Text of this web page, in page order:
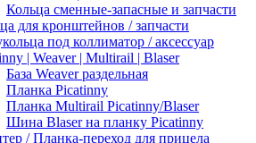
Кольца сменные-запасные и запчасти
для кронштейнов / запчасти
под коллиматор / аксессуар
| Weaver | Multirail | Blaser
База Weaver раздельная
Планка Picatinny
Планка Multirail Picatinny/Blaser
Шина Blaser на планку Picatinny
/ Планка-переход для прицела